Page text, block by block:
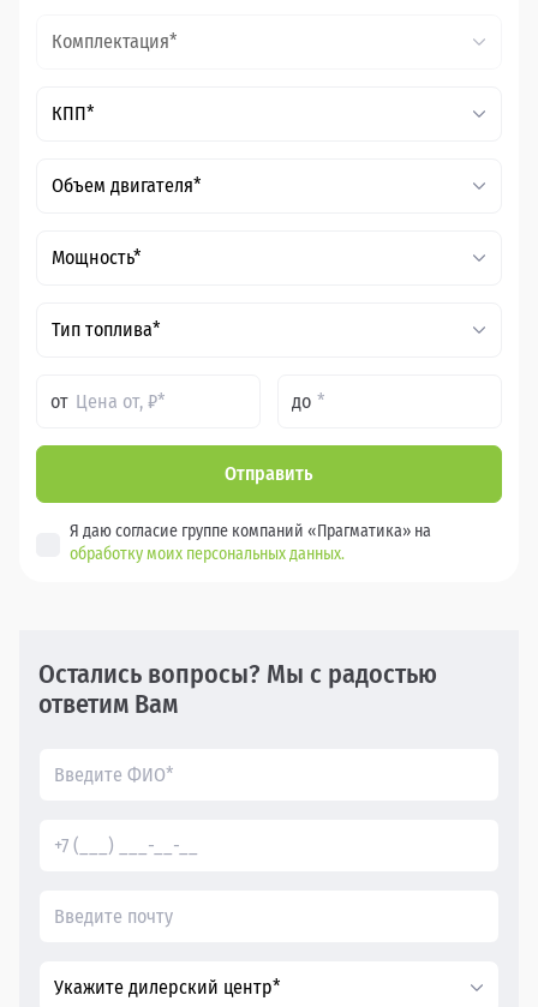
Комплектация*
КПП*
Объем двигателя*
Мощность*
Тип топлива*
от до
Отправить
Я даю согласие группе компаний «Прагматика» на
обработку моих персональных данных.
Остались вопросы? Мы с радостью
ответим Вам
Укажите дилерский центр*